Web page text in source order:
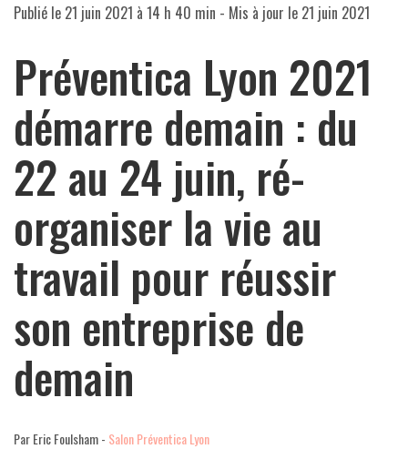
Publié le 21 juin 2021 à 14 h 40 min - Mis à jour le 21 juin 2021
Préventica Lyon 2021
démarre demain : du
22 au 24 juin, ré-
organiser la vie au
travail pour réussir
son entreprise de
demain
Par Eric Foulsham - Salon Préventica Lyon